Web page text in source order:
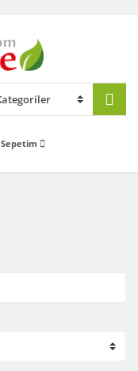
Sepetim